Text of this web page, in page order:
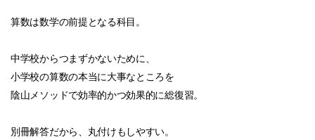
算数は数学の前提となる科目。
中学校からつまずかないために、
小学校の算数の本当に大事なところを
陰山メソッドで効率的かつ効果的に総復習。
別冊解答だから、丸付けもしやすい。